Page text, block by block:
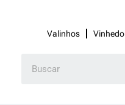
Valinhos Vinhedo